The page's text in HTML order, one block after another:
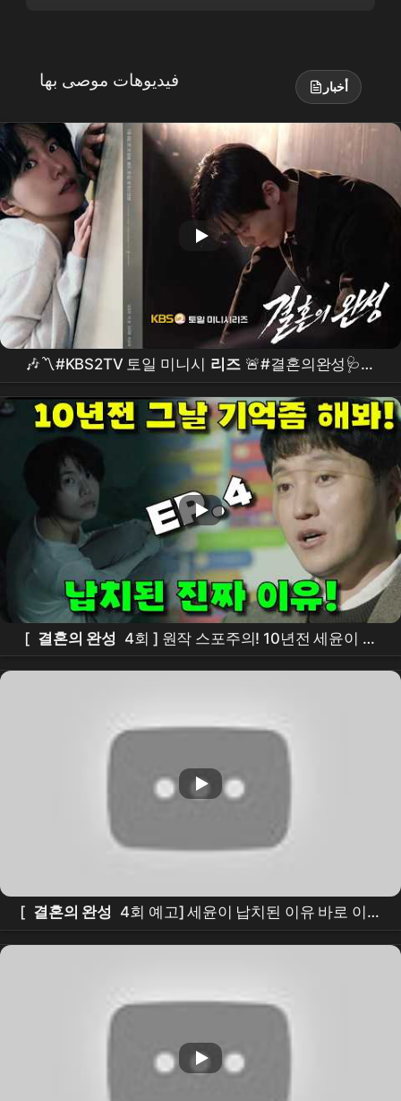
فيديوهات موصى بها أخبار
🎶〽️#KBS2TV 토일 미니시 리즈 🚨#결혼의완성🩺💥
#OST Part.3🎵The Calling🧩#가호 #Gaho🎨＃ 남궁
민 ＃ 이설 # 김대명 # 이상희 #박병은 /토, 일/오후
9:20
[ 결혼의 완성 4회 ] 원작 스포주의! 10년전 세윤이 한
결정적 인생 실수! 납치된 진짜 이유!
[ 결혼의 완성 4회 예고] 세윤이 납치된 이유 바로 이것
때문이였다! 모든건 5년전 그일 때문!